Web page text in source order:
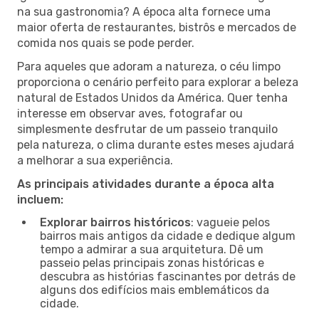
na sua gastronomia? A época alta fornece uma
maior oferta de restaurantes, bistrôs e mercados de
comida nos quais se pode perder.
Para aqueles que adoram a natureza, o céu limpo
proporciona o cenário perfeito para explorar a beleza
natural de Estados Unidos da América. Quer tenha
interesse em observar aves, fotografar ou
simplesmente desfrutar de um passeio tranquilo
pela natureza, o clima durante estes meses ajudará
a melhorar a sua experiência.
As principais atividades durante a época alta
incluem:
Explorar bairros históricos: vagueie pelos
bairros mais antigos da cidade e dedique algum
tempo a admirar a sua arquitetura. Dê um
passeio pelas principais zonas históricas e
descubra as histórias fascinantes por detrás de
alguns dos edifícios mais emblemáticos da
cidade.